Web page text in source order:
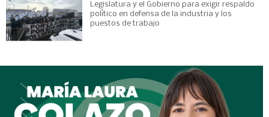
Legislatura y el Gobierno para exigir respaldo
político en defensa de la industria y los
puestos de trabajo